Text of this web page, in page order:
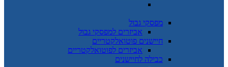
מפסקי גבול
אביזרים למפסקי גבול
חיישנים פוטואלקטריים
אביזרים לפוטואלקטריים
כבילה לחיישנים